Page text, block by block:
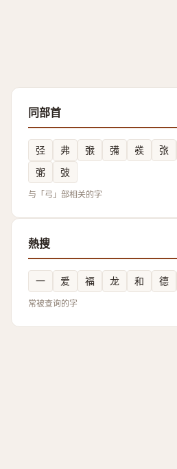
同部首
弪 弗 㢿 㣁 彂 㢳
㣃
㢰
与「弓」部相关的字
熱搜
一 爱 福 龙 和 德
常被查询的字